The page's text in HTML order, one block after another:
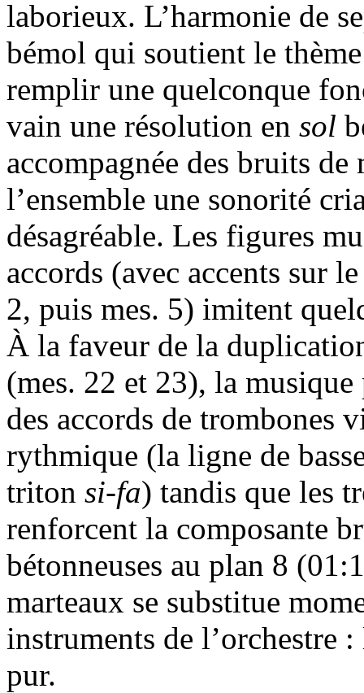
laborieux. L’harmonie de
bémol qui soutient le
remplir une quelconque
vain une résolution en sol
accompagnée des bruits
l’ensemble une sonorité
désagréable. Les figures
accords (avec accents sur
2, puis mes. 5) imitent
À la faveur de la
(mes. 22 et 23), la
des accords de trombones
rythmique (la ligne de
triton si-fa) tandis que les
renforcent la composante
bétonneuses au plan 8
marteaux se substitue
instruments de l’orchestre
pur.